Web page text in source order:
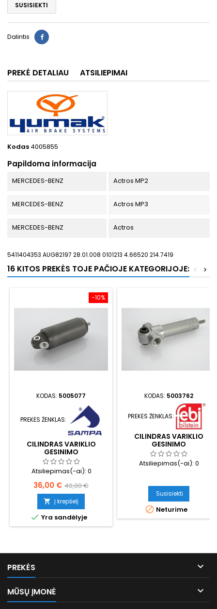
SUSISIEKTI
Dalintis
PREKĖ DETALIAU ATSILIEPIMAI
Kodas 4005855
Papildoma informacija
MERCEDES-BENZ Actros MP2
MERCEDES-BENZ Actros MP3
MERCEDES-BENZ Actros
5411404353 AUG82197 28.01.008 0101213 4.66520 214.7419
16 KITOS PREKĖS TOJE PAČIOJE KATEGORIJOJE: >
<
−10%
KODAS: 5005077
PREKĖS ŽENKLAS:
CILINDRAS VARIKLIO
GESINIMO
Atsiliepimas(-ai): 0
Kaina
36,00 € Bazinė
kaina
40,00 €
 Į krepšelį
 Yra sandėlyje
KODAS: 5003762
PREKĖS ŽENKLAS:
CILINDRAS VARIKLIO
GESINIMO
Atsiliepimas(-ai): 0
Susisiekti
 Neturime
PREKĖS 
MŪSŲ ĮMONĖ 